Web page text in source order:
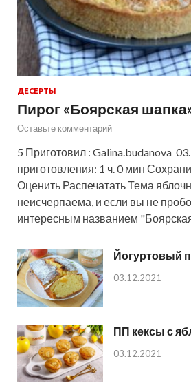
ДЕСЕРТЫ
Пирог «Боярская
Оставьте комментарий
5 Приготовил : Galina.budanova
приготовления: 1 ч. 0 мин
Оценить Распечатать Тема
неисчерпаема, и если вы не
интересным названием
Йогуртовый
03.12.2021
ПП кексы с
03.12.2021